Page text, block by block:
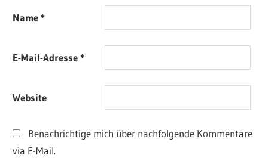
Name*
E-Mail-Adresse*
Website
Benachrichtige mich über nachfolgende Kommentare
via E-Mail.